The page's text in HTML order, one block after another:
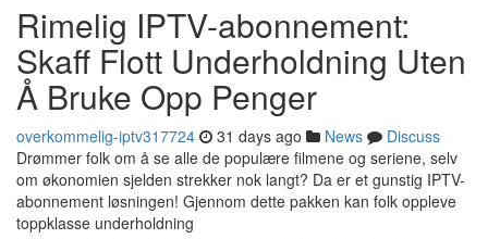
Rimelig IPTV-abonnement:
Skaff Flott Underholdning Uten
Å Bruke Opp Penger
overkommelig-iptv317724 31 days ago News
Discuss
Drømmer folk om å se alle de populære filmene og seriene, selv
om økonomien sjelden strekker nok langt? Da er et gunstig IPTV-
abonnement løsningen! Gjennom dette pakken kan folk oppleve
toppklasse underholdning